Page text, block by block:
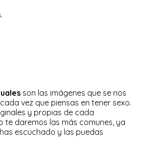
son las imágenes que se nos
vez que piensas en tener sexo.
y propias de cada
te daremos las más comunes, ya
escuchado y las puedas